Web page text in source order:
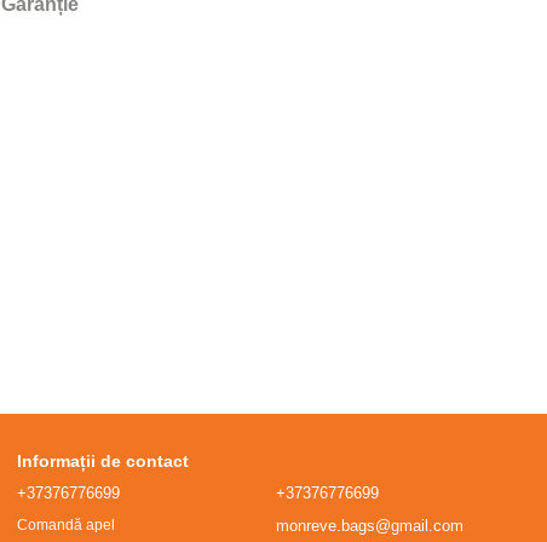
Garanție
Informații de contact
+37376776699
Comandă apel
+37376776699
monreve.bags@gmail.com